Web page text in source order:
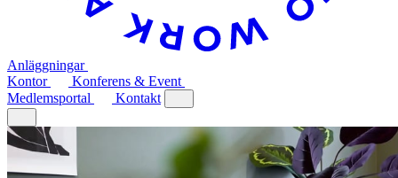
Anläggningar
Kontor
Konferens & Event
Medlemsportal
Kontakt